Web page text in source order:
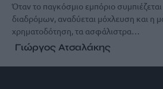
Όταν το παγκόσμιο εμπόριο
διαδρόμων, αναδύεται μόχλευση και η
χρηματοδότηση, τα ασφάλιστρα…
Γιώργος Ατσαλάκης